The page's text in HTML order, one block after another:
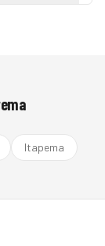
Itapema